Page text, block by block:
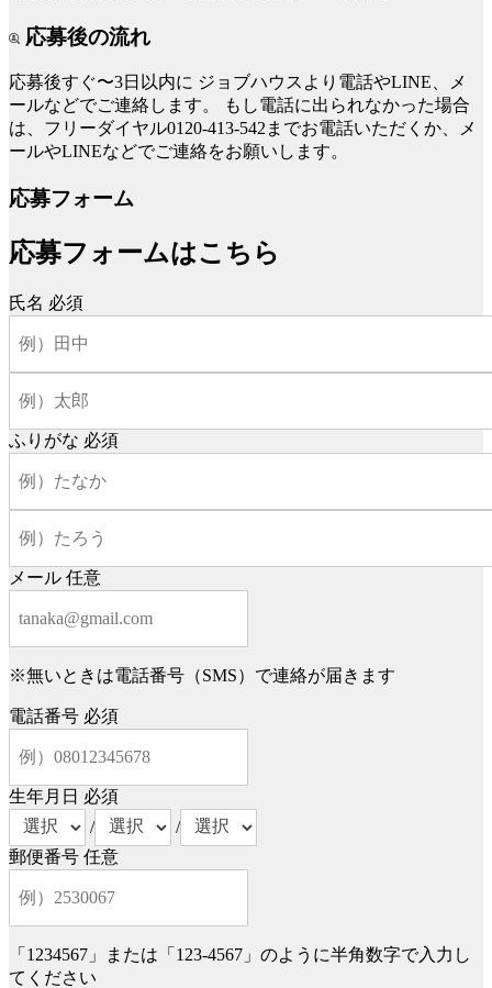
応募後の流れ
応募後すぐ〜3日以内に ジョブハウスより電話やLINE、メ
ールなどでご連絡します。
もし電話に出られなかった場合
は、フリーダイヤル0120-413-542までお電話いただくか、メ
ールやLINEなどでご連絡をお願いします。
応募フォーム
応募フォームはこちら
氏名 必須
ふりがな 必須
メール 任意
※無いときは電話番号（SMS）で連絡が届きます
電話番号 必須
生年月日 必須
/
/
郵便番号 任意
「1234567」または「123-4567」のように半角数字で入力し
てください